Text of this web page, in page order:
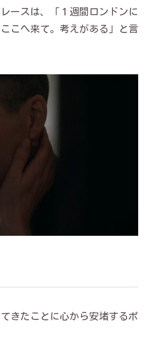
ースは、「１週間ロンドンに
こへ来て。考えがある」と言
きたことに心から安堵するポ